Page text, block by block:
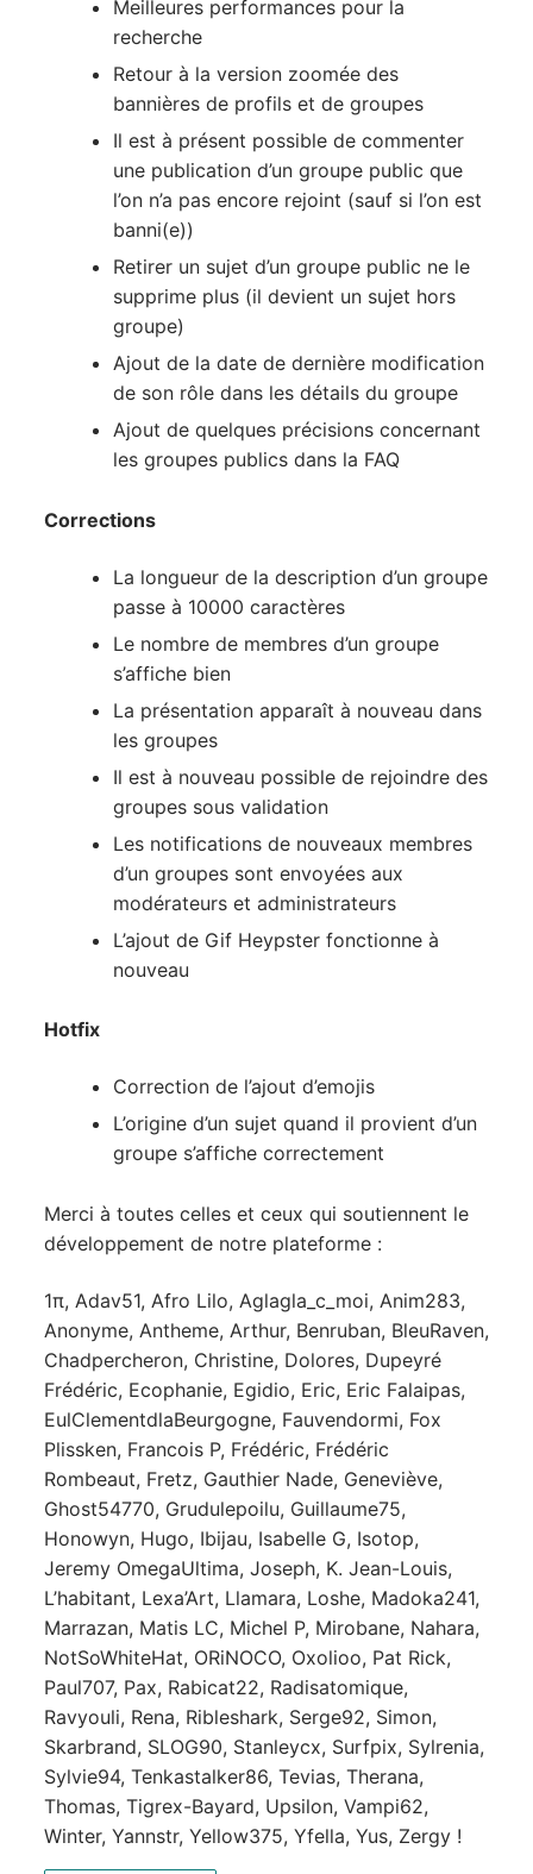
Meilleures performances pour la
recherche
Retour à la version zoomée des
bannières de profils et de groupes
Il est à présent possible de commenter
une publication d’un groupe public que
l’on n’a pas encore rejoint (sauf si l’on est
banni(e))
Retirer un sujet d’un groupe public ne le
supprime plus (il devient un sujet hors
groupe)
Ajout de la date de dernière modification
de son rôle dans les détails du groupe
Ajout de quelques précisions concernant
les groupes publics dans la FAQ
Corrections
La longueur de la description d’un groupe
passe à 10000 caractères
Le nombre de membres d’un groupe
s’affiche bien
La présentation apparaît à nouveau dans
les groupes
Il est à nouveau possible de rejoindre des
groupes sous validation
Les notifications de nouveaux membres
d’un groupes sont envoyées aux
modérateurs et administrateurs
L’ajout de Gif Heypster fonctionne à
nouveau
Hotfix
Correction de l’ajout d’emojis
L’origine d’un sujet quand il provient d’un
groupe s’affiche correctement
Merci à toutes celles et ceux qui soutiennent le
développement de notre plateforme :
1π, Adav51, Afro Lilo, Aglagla_c_moi, Anim283,
Anonyme, Antheme, Arthur, Benruban, BleuRaven,
Chadpercheron, Christine, Dolores, Dupeyré
Frédéric, Ecophanie, Egidio, Eric, Eric Falaipas,
EulClementdlaBeurgogne, Fauvendormi, Fox
Plissken, Francois P, Frédéric, Frédéric
Rombeaut, Fretz, Gauthier Nade, Geneviève,
Ghost54770, Grudulepoilu, Guillaume75,
Honowyn, Hugo, Ibijau, Isabelle G, Isotop,
Jeremy OmegaUltima, Joseph, K. Jean-Louis,
L’habitant, Lexa’Art, Llamara, Loshe, Madoka241,
Marrazan, Matis LC, Michel P, Mirobane, Nahara,
NotSoWhiteHat, ORiNOCO, Oxolioo, Pat Rick,
Paul707, Pax, Rabicat22, Radisatomique,
Ravyouli, Rena, Ribleshark, Serge92, Simon,
Skarbrand, SLOG90, Stanleycx, Surfpix, Sylrenia,
Sylvie94, Tenkastalker86, Tevias, Therana,
Thomas, Tigrex-Bayard, Upsilon, Vampi62,
Winter, Yannstr, Yellow375, Yfella, Yus, Zergy !